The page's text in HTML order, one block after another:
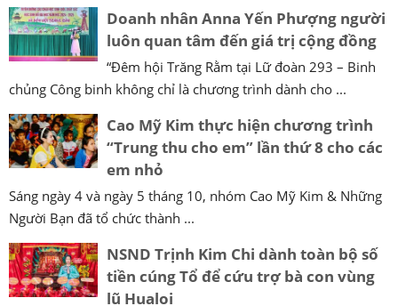
Doanh nhân Anna Yến Phượng người
luôn quan tâm đến giá trị cộng đồng
“Đêm hội Trăng Rằm tại Lữ đoàn 293 – Binh
chủng Công binh không chỉ là chương trình dành cho ...
Cao Mỹ Kim thực hiện chương trình
“Trung thu cho em” lần thứ 8 cho các
em nhỏ
Sáng ngày 4 và ngày 5 tháng 10, nhóm Cao Mỹ Kim & Những
Người Bạn đã tổ chức thành ...
NSND Trịnh Kim Chi dành toàn bộ số
tiền cúng Tổ để cứu trợ bà con vùng
lũ Hualoi